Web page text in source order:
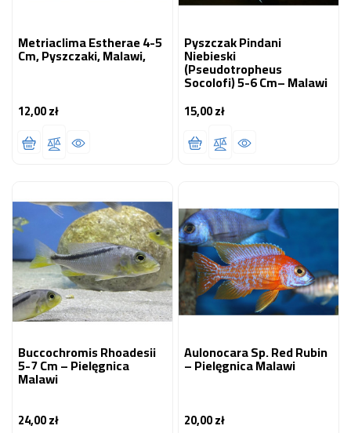
Metriaclima Estherae 4-5
Cm, Pyszczaki, Malawi,
12,00 złCena
Pyszczak Pindani
Niebieski
(Pseudotropheus
Socolofi) 5-6 Cm– Malawi
15,00 złCena
Buccochromis Rhoadesii
5-7 Cm – Pielęgnica
Malawi
24,00 złCena
Aulonocara Sp. Red Rubin
– Pielęgnica Malawi
20,00 złCena